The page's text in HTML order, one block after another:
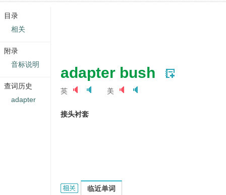
adapter bush
英 美
接头衬套
adapter bush的相关资料：
临近单词
目录
相关
附录
音标说明
查词历史
adapter